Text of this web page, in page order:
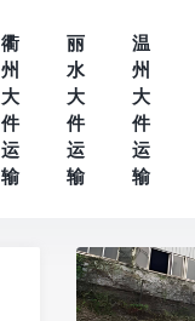
衢
州
大
件
运
输
丽
水
大
件
运
输
温
州
大
件
运
输